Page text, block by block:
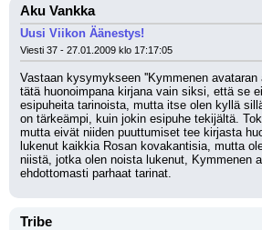
Aku Vankka
Uusi Viikon Äänestys!
Viesti 37 - 27.01.2009 klo 17:17:05
Vastaan kysymykseen ''Kymmenen avataran
tätä huonoimpana kirjana vain siksi, että se
esipuheita tarinoista, mutta itse olen kyllä
on tärkeämpi, kuin jokin esipuhe tekijältä.
mutta eivät niiden puuttumiset tee kirjasta
lukenut kaikkia Rosan kovakantisia, mutta
niistä, jotka olen noista lukenut, Kymmenen
ehdottomasti parhaat tarinat.
Tribe